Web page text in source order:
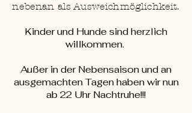
nebenan als Ausweichmöglichkeit.
Kinder und Hunde sind herzlich
willkommen.
Außer in der Nebensaison und an
ausgemachten Tagen haben wir nun
ab 22 Uhr Nachtruhe!!!